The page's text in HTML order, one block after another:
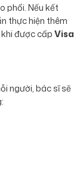
phổi. Nếu kết
thực hiện thêm
được cấpVisa
người, bác sĩ sẽ